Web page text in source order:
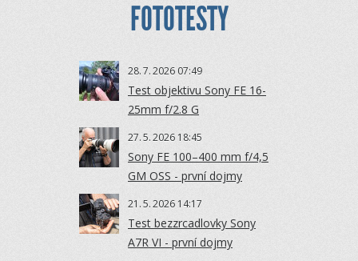
FOTOTESTY
28.7.2026 07:49
Test objektivu Sony FE 16-
25mm f/2.8 G
27.5.2026 18:45
Sony FE 100–400 mm f/4,5
GM OSS - první dojmy
21.5.2026 14:17
Test bezzrcadlovky Sony
A7R VI - první dojmy